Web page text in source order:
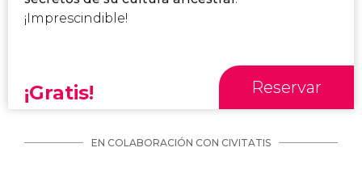
¡Imprescindible!
¡Gratis! Reservar
EN COLABORACIÓN CON CIVITATIS